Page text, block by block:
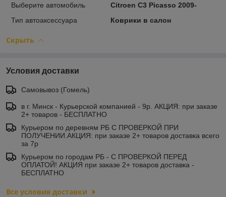
Выберите автомобиль
Citroen C3 Picasso 2009-
Тип автоаксессуара
Коврики в салон
Скрыть
Условия доставки
Самовывоз (Гомель)
в г. Минск - Курьерской компанией - 9р. АКЦИЯ: при заказе
2+ товаров - БЕСПЛАТНО
Курьером по деревням РБ С ПРОВЕРКОЙ ПРИ
ПОЛУЧЕНИИ.АКЦИЯ: при заказе 2+ товаров доставка всего
за 7р
Курьером по городам РБ - С ПРОВЕРКОЙ ПЕРЕД
ОПЛАТОЙ! АКЦИЯ при заказе 2+ товаров доставка -
БЕСПЛАТНО
Все условия доставки